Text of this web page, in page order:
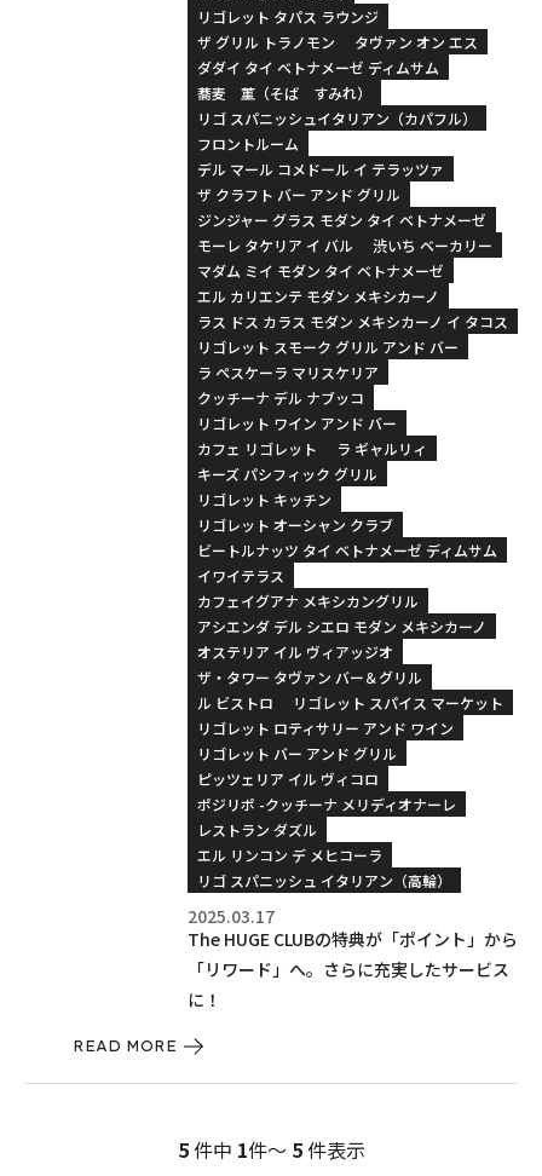
リゴレット タパス ラウンジ
ザ グリル トラノモン
タヴァン オン エス
ダダイ タイ ベトナメーゼ ディムサム
蕎麦 菫（そば すみれ）
リゴ スパニッシュイタリアン（カパフル）
フロントルーム
デル マール コメドール イ テラッツァ
ザ クラフト バー アンド グリル
ジンジャー グラス モダン タイ ベトナメーゼ
モーレ タケリア イ バル
渋いち ベーカリー
マダム ミイ モダン タイ ベトナメーゼ
エル カリエンテ モダン メキシカーノ
ラス ドス カラス モダン メキシカーノ イ タコス
リゴレット スモーク グリル アンド バー
ラ ペスケーラ マリスケリア
クッチーナ デル ナブッコ
リゴレット ワイン アンド バー
カフェ リゴレット
ラ ギャルリィ
キーズ パシフィック グリル
リゴレット キッチン
リゴレット オーシャン クラブ
ビートルナッツ タイ ベトナメーゼ ディムサム
イワイテラス
カフェイグアナ メキシカングリル
アシエンダ デル シエロ モダン メキシカーノ
オステリア イル ヴィアッジオ
ザ・タワー タヴァン バー＆グリル
ル ビストロ
リゴレット スパイス マーケット
リゴレット ロティサリー アンド ワイン
リゴレット バー アンド グリル
ピッツェリア イル ヴィコロ
ポジリポ -クッチーナ メリディオナーレ
レストラン ダズル
エル リンコン デ メヒコーラ
リゴ スパニッシュ イタリアン（高輪）
2025.03.17
The HUGE CLUBの特典が「ポイント」から
「リワード」へ。さらに充実したサービス
に！
READ MORE
5件中 1件～ 5件表示